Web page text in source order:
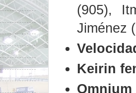
(905),
Jiménez
Keirin